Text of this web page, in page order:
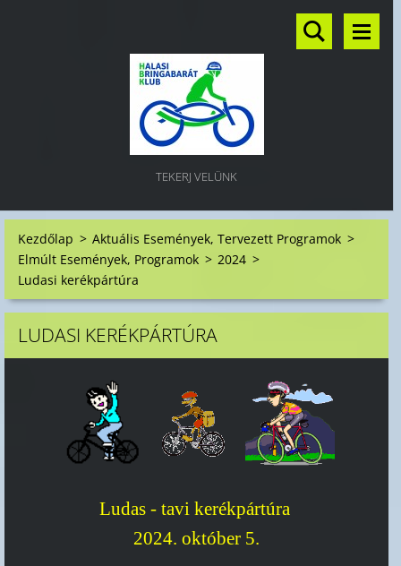
TEKERJ VELÜNK
Kezdőlap > Aktuális Események, Tervezett Programok >
Elmúlt Események, Programok > 2024 >
Ludasi kerékpártúra
LUDASI KERÉKPÁRTÚRA
Ludas - tavi kerékpártúra
2024. október 5.